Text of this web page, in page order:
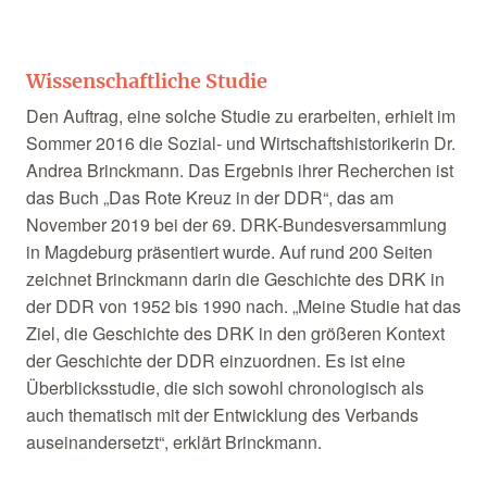
Wissenschaftliche Studie
Den Auftrag, eine solche Studie zu erarbeiten, erhielt im
Sommer 2016 die Sozial- und Wirtschaftshistorikerin Dr.
Andrea Brinckmann. Das Ergebnis ihrer Recherchen ist
das Buch „Das Rote Kreuz in der DDR“, das am
November 2019 bei der 69. DRK-Bundesversammlung
in Magdeburg präsentiert wurde. Auf rund 200 Seiten
zeichnet Brinckmann darin die Geschichte des DRK in
der DDR von 1952 bis 1990 nach. „Meine Studie hat das
Ziel, die Geschichte des DRK in den größeren Kontext
der Geschichte der DDR einzuordnen. Es ist eine
Überblicksstudie, die sich sowohl chronologisch als
auch thematisch mit der Entwicklung des Verbands
auseinandersetzt“, erklärt Brinckmann.